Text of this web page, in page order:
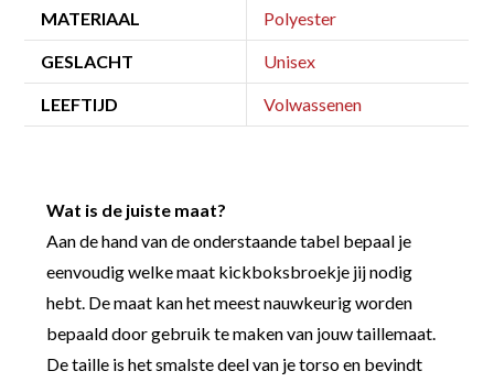
MATERIAAL Polyester
GESLACHT Unisex
LEEFTIJD Volwassenen
Wat is de juiste maat?
Aan de hand van de onderstaande tabel bepaal je
eenvoudig welke maat kickboksbroekje jij nodig
hebt. De maat kan het meest nauwkeurig worden
bepaald door gebruik te maken van jouw taillemaat.
De taille is het smalste deel van je torso en bevindt